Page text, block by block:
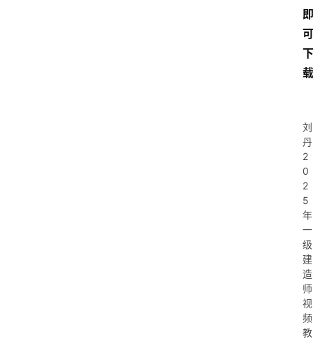
即
可
下
载
刘
丹
2
0
2
5
年
一
级
建
造
师
视
频
教